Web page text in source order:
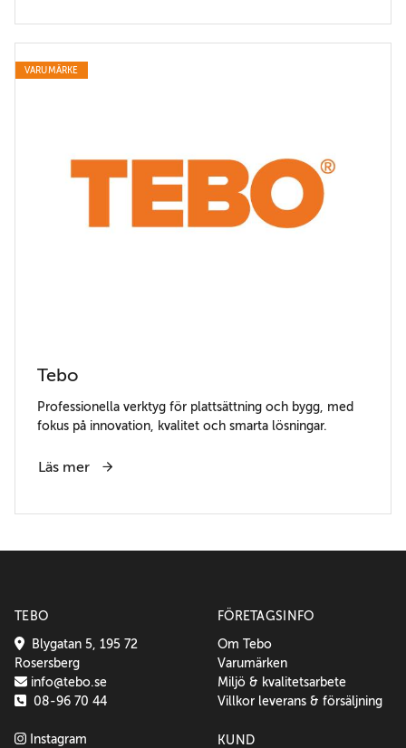
VARUMÄRKE
Tebo
Professionella verktyg för plattsättning och bygg, med
fokus på innovation, kvalitet och smarta lösningar.
Läs mer
TEBO
Blygatan 5, 195 72
Rosersberg
info@tebo.se
08-96 70 44
Instagram
FÖRETAGSINFO
Om Tebo
Varumärken
Miljö & kvalitetsarbete
Villkor leverans & försäljning
KUND